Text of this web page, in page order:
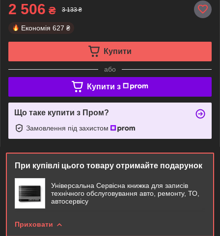
2 506 ₴ 3 133 ₴
Економія 627 ₴
Купити
або
Купити з
Що таке купити з Пром?
Замовлення під захистом
При купівлі цього товару отримайте подарунок
Універсальна Сервісна книжка для записів
технічного обслуговування авто, ремонту, ТО,
автосервісу
Приховати